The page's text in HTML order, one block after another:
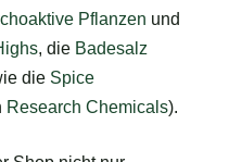
Pflanzen und
, die Badesalz
die Spice
Research Chemicals).